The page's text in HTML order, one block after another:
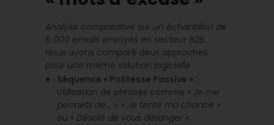
Analyse comparative sur un échantillon de
5 000 emails envoyés en secteur B2B.
Nous avons comparé deux approches
pour une même solution logicielle :
Séquence « Politesse Passive » :
Utilisation de phrases comme « Je me
permets de… », « Je tente ma chance »
ou « Désolé de vous déranger ».